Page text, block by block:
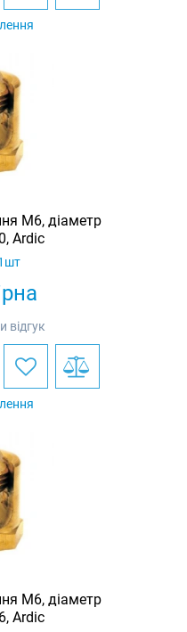
M6, діаметр
Ardic
відгук
M6, діаметр
Ardic